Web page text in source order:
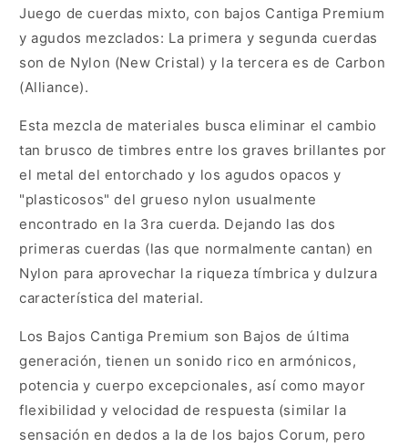
Juego de cuerdas mixto, con bajos Cantiga Premium
y agudos mezclados: La primera y segunda cuerdas
son de Nylon (New Cristal) y la tercera es de Carbon
(Alliance).
Esta mezcla de materiales busca eliminar el cambio
tan brusco de timbres entre los graves brillantes por
el metal del entorchado y los agudos opacos y
"plasticosos" del grueso nylon usualmente
encontrado en la 3ra cuerda. Dejando las dos
primeras cuerdas (las que normalmente cantan) en
Nylon para aprovechar la riqueza tímbrica y dulzura
característica del material.
Los Bajos Cantiga Premium son Bajos de última
generación, tienen un sonido rico en armónicos,
potencia y cuerpo excepcionales, así como mayor
flexibilidad y velocidad de respuesta (similar la
sensación en dedos a la de los bajos Corum, pero